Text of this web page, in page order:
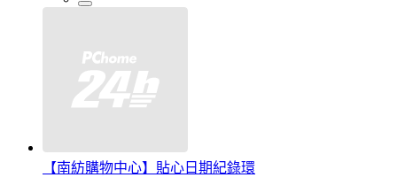
【南紡購物中心】貼心日期紀錄環